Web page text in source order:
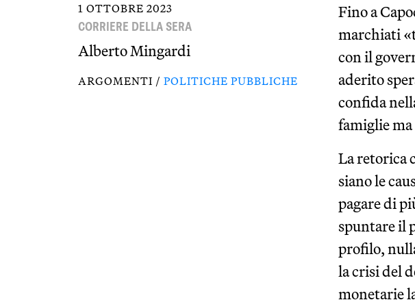
1 OTTOBRE 2023
CORRIERE DELLA SERA
Alberto Mingardi
ARGOMENTI / POLITICHE PUBBLICHE
Fino a
marchiati
con il
aderito
confida
famiglie
La retorica
siano le
pagare di
spuntare il
profilo,
la crisi del
monetarie